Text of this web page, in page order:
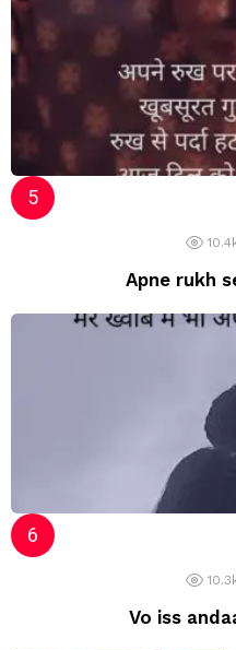
Apne rukh
Vo iss